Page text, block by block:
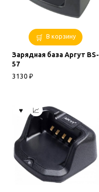
В корзину
Зарядная база Аргут BS-
57
3130 ₽